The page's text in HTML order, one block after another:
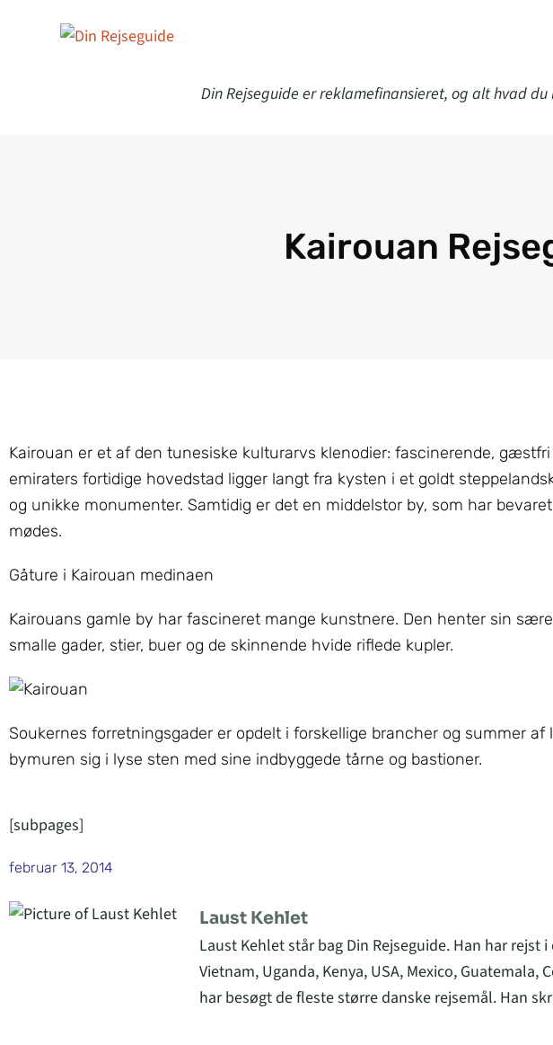
Din Rejseguide er reklamefinansieret, og alt hvad
Kairouan
Kairouan er et af den tunesiske kulturarvs klenodier: fascinerende,
emiraters fortidige hovedstad ligger langt fra kysten i et goldt
og unikke monumenter. Samtidig er det en middelstor by, som har
mødes.
Gåture i Kairouan medinaen
Kairouans gamle by har fascineret mange kunstnere. Den henter sin
smalle gader, stier, buer og de skinnende hvide riflede kupler.
Soukernes forretningsgader er opdelt i forskellige brancher og summer
bymuren sig i lyse sten med sine indbyggede tårne og bastioner.
[subpages]
februar 13, 2014
Laust Kehlet
Laust Kehlet står bag Din Rejseguide. Han har
Vietnam, Uganda, Kenya, USA, Mexico, Guatemala,
har besøgt de fleste større danske rejsemål. Han